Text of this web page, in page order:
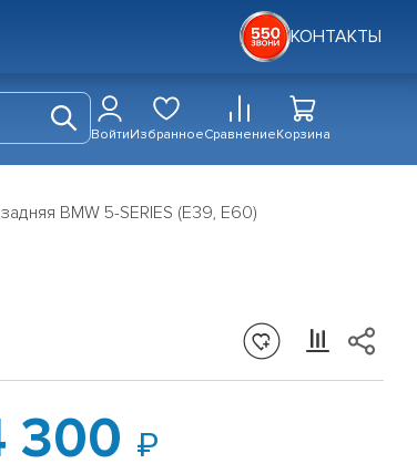
КОНТАКТЫ
ВойтиИзбранноеСравнениеКорзина
BMW 5-SERIES (E39, E60)
300